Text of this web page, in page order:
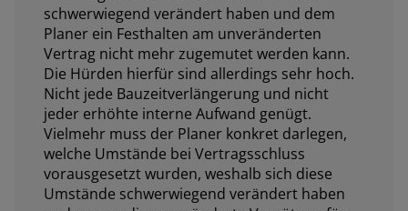
schwerwiegend verändert haben und dem
Planer ein Festhalten am unveränderten
Vertrag nicht mehr zugemutet werden kann.
Die Hürden hierfür sind allerdings sehr hoch.
Nicht jede Bauzeitverlängerung und nicht
jeder erhöhte interne Aufwand genügt.
Vielmehr muss der Planer konkret darlegen,
welche Umstände bei Vertragsschluss
vorausgesetzt wurden, weshalb sich diese
Umstände schwerwiegend verändert haben